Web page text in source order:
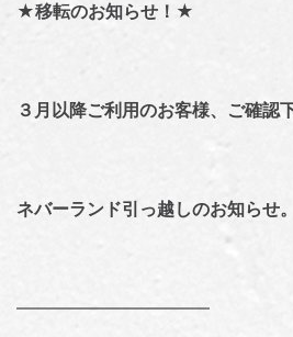
★移転のお知らせ！★
３月以降ご利用のお客様、ご確認
ネバーランド引っ越しのお知らせ。
———————————